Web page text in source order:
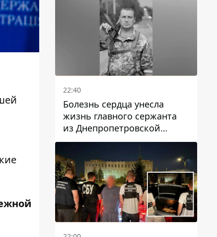
22:40
Болезнь сердца унесла
жизнь главного сержанта
из Днепропетровской
области Юрия Свистуна